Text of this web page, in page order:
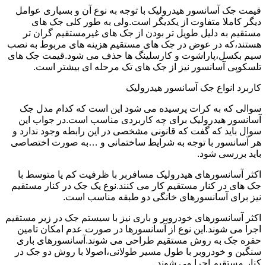
قیمت جک آسانسور هیدرولیک با توجه به نوع آن و بسیاری عوامل
دیگر کاملا متفاوت از یکدیگر است.ولی به طور کلی جک های
مستقیم به دلیل طویل تر بودن از جک های غیرمستقیم گران تر
هستند،که در عوض در جک های مستقیم هزینه های مربوط به نصب
سیم بکسل،پاراشوت و کارسلینگ ها حذف می شود.قیمت جک های
تلسکوپی آسانسور نیز از جک های تک مرحله ای بیشتر است.
کاربرد انواع جک آسانسور هیدرولیک
سوالی که به کرات پرسیده می شود این است که کدام مدل جک
آسانسور هیدرولیک برای چه کاربردی مناسب است.در جواب این
سوال باید که گفت که قانونی مشخصی در این رابطه وجود ندارد و
هر آسانسور با توجه به شرایط ساختمانی و …به صورت اختصاصی
باید بررسی شود.
اکثر آسانسورهای هیدرولیک مسافربر با ظرفیت کم یا متوسط با
جک های در کنار مستقیم کار می کنند.نوع یک جک در کنار مستقیم
نیز برای آسانسورهای خانگی دو طبقه مناسب است.
اکثر آسانسورهای خودروبر و باری نیز با سیستم جک در زیر مستقیم
اجرا می شوند.این نوع از آسانسورها در صورت عدم امکان تامین
حفره جک به روش مستقیم طراحی می شوند.آسانسورهای باری
سنگین و خودروبر با طول مسیر طولانی،اصولا با روش دو جک در